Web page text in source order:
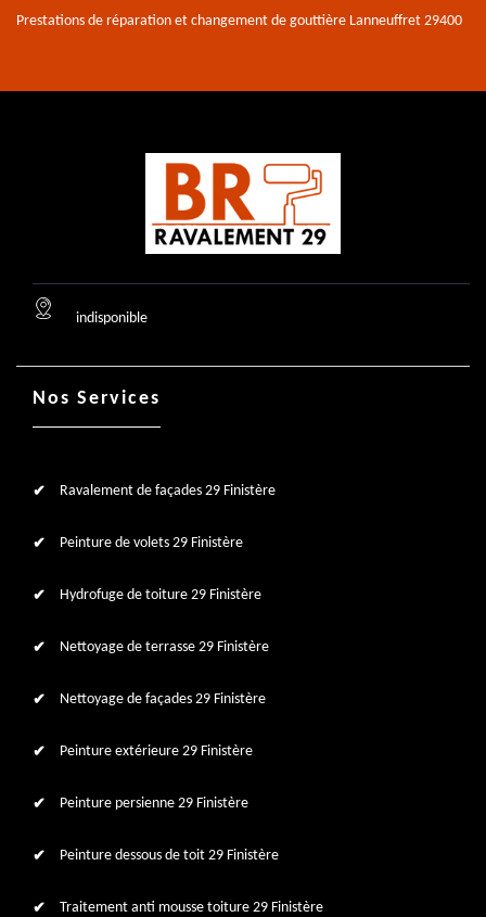
Prestations de réparation et changement de gouttière Lanneuffret 29400
indisponible
Nos Services
Ravalement de façades 29 Finistère
Peinture de volets 29 Finistère
Hydrofuge de toiture 29 Finistère
Nettoyage de terrasse 29 Finistère
Nettoyage de façades 29 Finistère
Peinture extérieure 29 Finistère
Peinture persienne 29 Finistère
Peinture dessous de toit 29 Finistère
Traitement anti mousse toiture 29 Finistère